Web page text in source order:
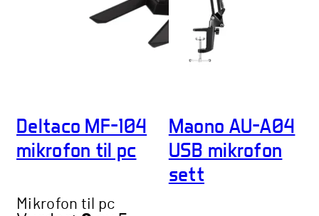
Deltaco MF-104
mikrofon til pc
Mikrofon til pc
Maono AU-A04
USB mikrofon
sett